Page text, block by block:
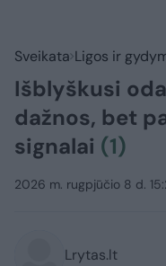
Sveikata Ligos ir
Išblyškusi
dažnos, bet
signalai (1)
2026 m. rugpjūčio 8 d.
Lrytas.lt